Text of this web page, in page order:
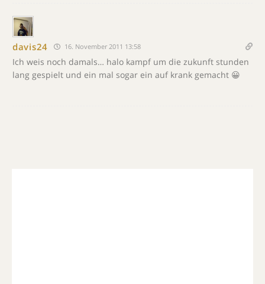
davis24 16. November 2011 13:58
Ich weis noch damals… halo kampf um die zukunft stunden
lang gespielt und ein mal sogar ein auf krank gemacht 😀